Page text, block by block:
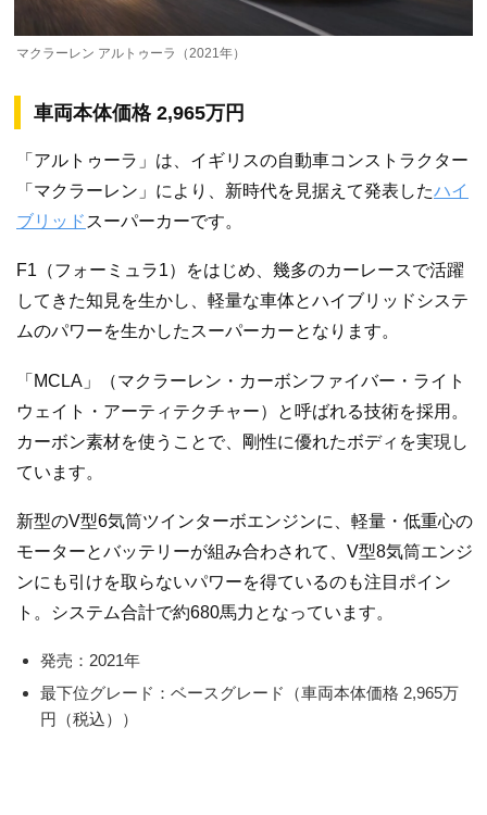
マクラーレン アルトゥーラ（2021年）
車両本体価格 2,965万円
「アルトゥーラ」は、イギリスの自動車コンストラクター
「マクラーレン」により、新時代を見据えて発表したハイ
ブリッド スーパーカーです。
F1（フォーミュラ1）をはじめ、幾多のカーレースで活躍
してきた知見を生かし、軽量な車体とハイブリッドシステ
ムのパワーを生かしたスーパーカーとなります。
「MCLA」（マクラーレン・カーボンファイバー・ライト
ウェイト・アーティテクチャー）と呼ばれる技術を採用。
カーボン素材を使うことで、剛性に優れたボディを実現し
ています。
新型のV型6気筒ツインターボエンジンに、軽量・低重心の
モーターとバッテリーが組み合わされて、V型8気筒エンジ
ンにも引けを取らないパワーを得ているのも注目ポイン
ト。システム合計で約680馬力となっています。
発売：2021年
最下位グレード：ベースグレード（車両本体価格 2,965万
円（税込））